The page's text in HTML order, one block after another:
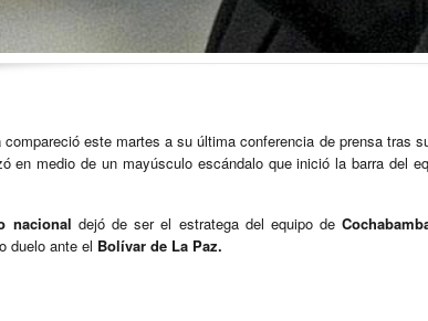
compareció este martes a su última conferencia de prensa tras
en medio de un mayúsculo escándalo que inició la barra del
nacional dejó de ser el estratega del equipo de
duelo ante el Bolívar de La Paz.